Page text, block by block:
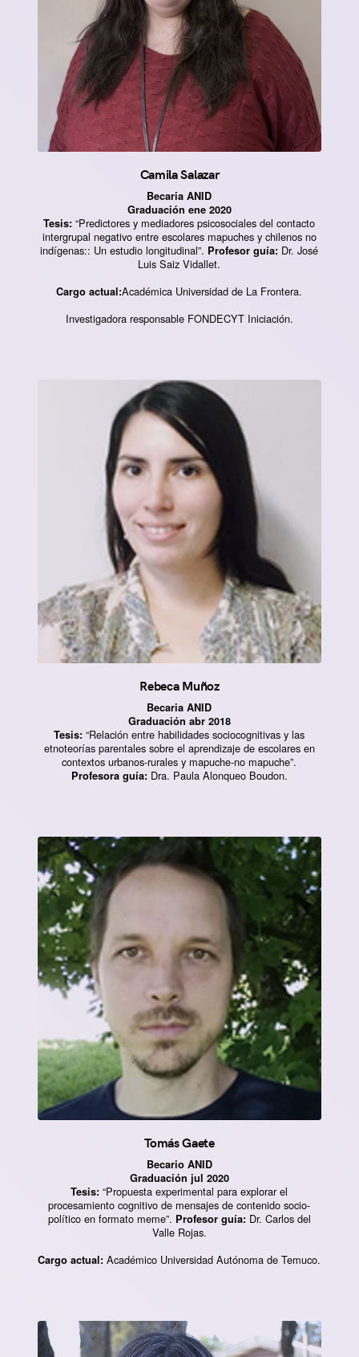
Camila Salazar
Becaria ANID
Graduación ene 2020
Tesis: “Predictores y mediadores psicosociales del contacto
intergrupal negativo entre escolares mapuches y chilenos no
indígenas:: Un estudio longitudinal”. Profesor guía: Dr. José
Luis Saiz Vidallet.
Cargo actual:Académica Universidad de La Frontera.
Investigadora responsable FONDECYT Iniciación.
Rebeca Muñoz
Becaria ANID
Graduación abr 2018
Tesis: “Relación entre habilidades sociocognitivas y las
etnoteorías parentales sobre el aprendizaje de escolares en
contextos urbanos-rurales y mapuche-no mapuche”.
Profesora guía: Dra. Paula Alonqueo Boudon.
Tomás Gaete
Becario ANID
Graduación jul 2020
Tesis: “Propuesta experimental para explorar el
procesamiento cognitivo de mensajes de contenido socio-
político en formato meme”. Profesor guía: Dr. Carlos del
Valle Rojas.
Cargo actual: Académico Universidad Autónoma de Temuco.